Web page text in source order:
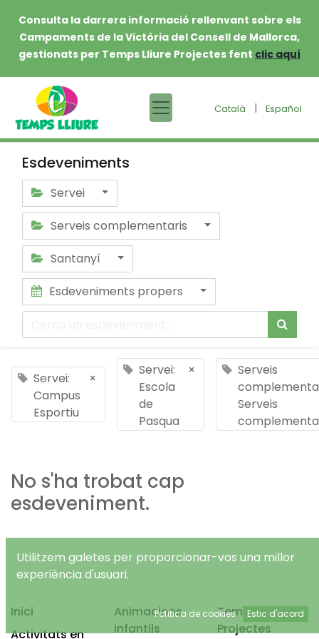
Consulta la darrera informació rellenvant sobre els
Campaments de la Victòria del Consell de Mallorca,
gestionats per Temps Lliure Projectes fent clic aquí
Català | Español
Esdeveniments
Servei
Serveis complementaris
Santanyí
Esdeveniments propers
Servei:
Campus
Esportiu
×
Servei:
Escola
de
Pasqua
×
Serveis
Serveis
No s'ha trobat cap
esdeveniment.
Inici
Activitats en
Animacions
infantils
Temps Lliure
Projectes
Utilitzem galetes per proporcionar-vos una millor
experiència d'usuari.
Política de cookies Estic d'acord